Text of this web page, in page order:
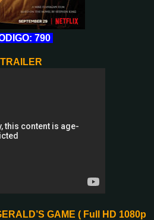
790
TRAILER
GAME ( Full HD 1080p